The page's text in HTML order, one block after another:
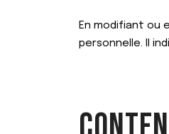
En modifiant ou
personnelle. Il